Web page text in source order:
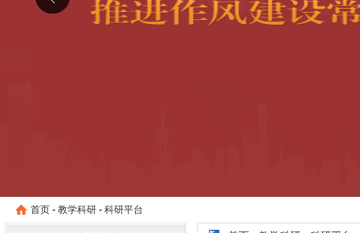
首页 - 教学科研 - 科研平台